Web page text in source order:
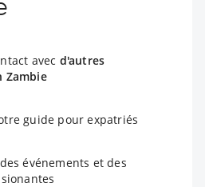
avec d'autres
Zambie
guide pour expatriés
événements et des